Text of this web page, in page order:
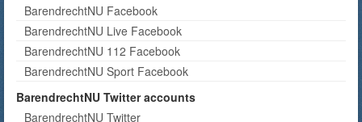
BarendrechtNU Facebook
BarendrechtNU Live Facebook
BarendrechtNU 112 Facebook
BarendrechtNU Sport Facebook
BarendrechtNU Twitter accounts
BarendrechtNU Twitter